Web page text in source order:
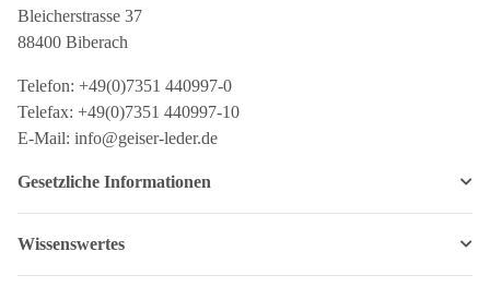
Bleicherstrasse 37
88400 Biberach
Telefon: +49(0)7351 440997-0
Telefax: +49(0)7351 440997-10
E-Mail: info@geiser-leder.de
Gesetzliche Informationen
Wissenswertes